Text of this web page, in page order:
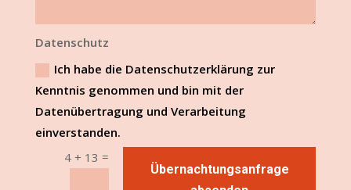
Datenschutz
Ich habe die Datenschutzerklärung zur
Kenntnis genommen und bin mit der
Datenübertragung und Verarbeitung
einverstanden.
4 + 13 =
Übernachtungsanfrage